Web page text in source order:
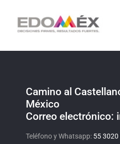
Camino al
México
Correo electrónico:
Teléfono y Whatsapp: 55